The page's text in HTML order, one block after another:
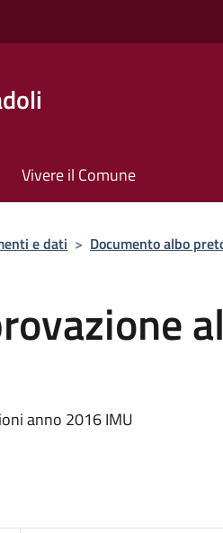
Vivere il Comune
e dati > Documento albo
anno 2016 IMU